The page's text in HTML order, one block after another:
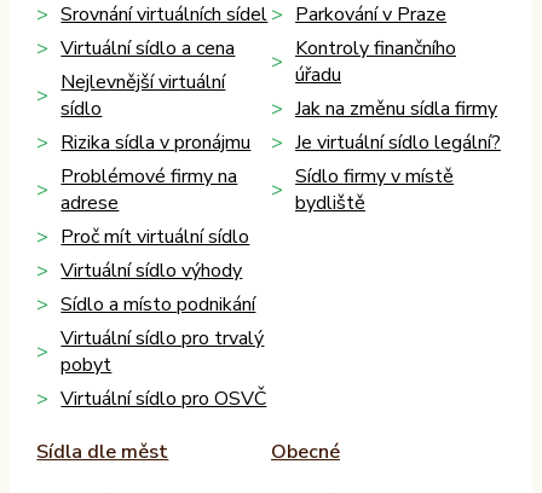
Srovnání virtuálních sídel
Virtuální sídlo a cena
Nejlevnější virtuální
sídlo
Rizika sídla v pronájmu
Problémové firmy na
adrese
Proč mít virtuální sídlo
Virtuální sídlo výhody
Sídlo a místo podnikání
Virtuální sídlo pro trvalý
pobyt
Virtuální sídlo pro OSVČ
Parkování v Praze
Kontroly finančního
úřadu
Jak na změnu sídla firmy
Je virtuální sídlo legální?
Sídlo firmy v místě
bydliště
Sídla dle měst
Obecné